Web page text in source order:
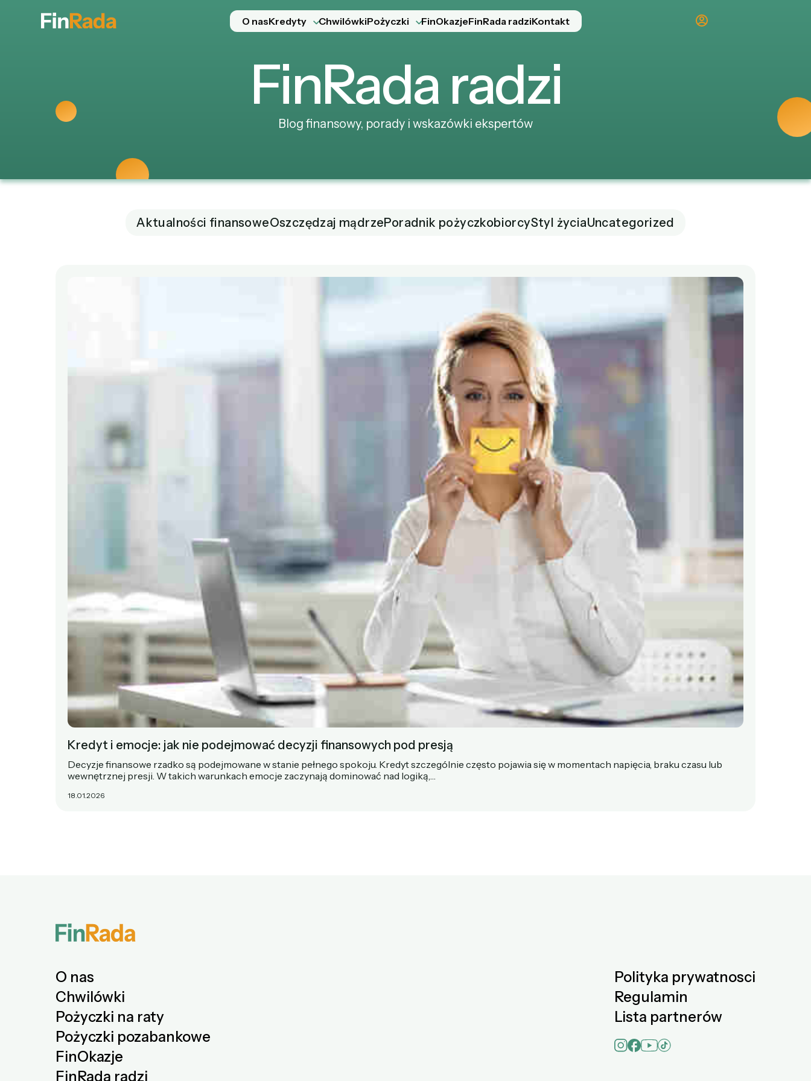
O nasKredyty ChwilówkiPożyczki FinOkazjeFinRada radziKontakt
FinRada radzi
Blog finansowy, porady i wskazówki ekspertów
Aktualności finansoweOszczędzaj mądrzePoradnik pożyczkobiorcyStyl życiaUncategorized
Kredyt i emocje: jak nie podejmować decyzji finansowych pod presją
Decyzje finansowe rzadko są podejmowane w stanie pełnego spokoju. Kredyt szczególnie często pojawia się w momentach napięcia, braku czasu lub
wewnętrznej presji. W takich warunkach emocje zaczynają dominować nad logiką,…
18.01.2026
O nas
Chwilówki
Pożyczki na raty
Pożyczki pozabankowe
FinOkazje
FinRada radzi
Polityka prywatnosci
Regulamin
Lista partnerów